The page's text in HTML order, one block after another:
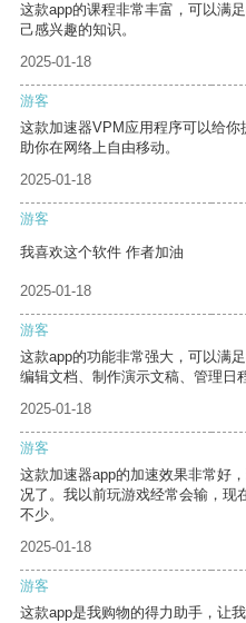
这款app的课程非常丰富，可以满
己感兴趣的知识。
2025-01-18
游客
这款加速器VPM应用程序可以给
助你在网络上自由移动。
2025-01-18
游客
我喜欢这个软件 作者加油
2025-01-18
游客
这款app的功能非常强大，可以满
编辑文档、制作演示文稿、管理日
2025-01-18
游客
这款加速器app的加速效果非常好
况了。我以前玩游戏经常会输，现
不少。
2025-01-18
游客
这款app是我购物的得力助手，让